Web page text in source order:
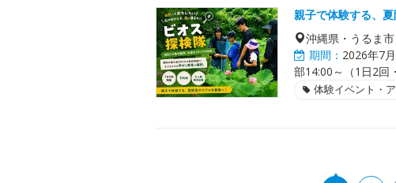
親子で体験する、
沖縄県・うるま市
期間： 2026年7
部14:00～（1日2回
体験イベント・